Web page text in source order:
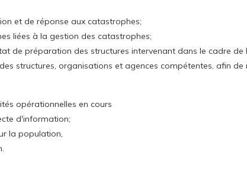
et de réponse aux catastrophes;
liées à la gestion des catastrophes;
de préparation des structures intervenant dans le cadre
structures, organisations et agences compétentes, afin
opérationnelles en cours
d'information;
la population,